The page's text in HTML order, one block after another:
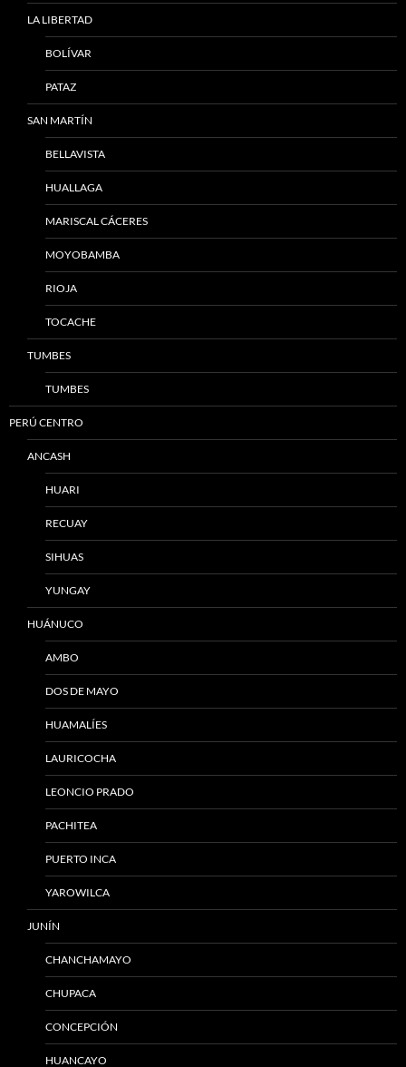
LA LIBERTAD
BOLÍVAR
PATAZ
SAN MARTÍN
BELLAVISTA
HUALLAGA
MARISCAL CÁCERES
MOYOBAMBA
RIOJA
TOCACHE
TUMBES
TUMBES
PERÚ CENTRO
ANCASH
HUARI
RECUAY
SIHUAS
YUNGAY
HUÁNUCO
AMBO
DOS DE MAYO
HUAMALÍES
LAURICOCHA
LEONCIO PRADO
PACHITEA
PUERTO INCA
YAROWILCA
JUNÍN
CHANCHAMAYO
CHUPACA
CONCEPCIÓN
HUANCAYO